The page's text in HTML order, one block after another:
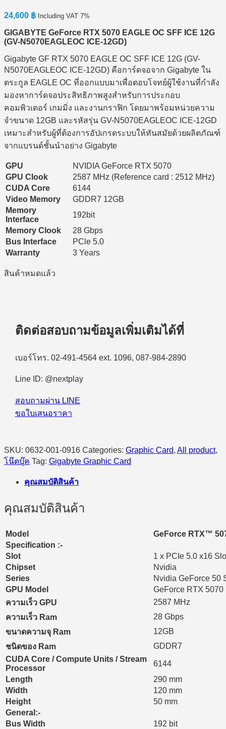
24,600 ฿ Including VAT 7%
GIGABYTE GeForce RTX 5070 EAGLE OC SFF ICE 12G
(GV-N5070EAGLEOC ICE-12GD)
Gigabyte GF RTX 5070 EAGLE OC SFF ICE 12G (GV-
N5070EAGLEOC ICE-12GD) คือการ์ดจอจาก Gigabyte ใน
ตระกูล EAGLE OC ที่ออกแบบมาเพื่อตอบโจทย์ผู้ใช้งานที่กำลัง
มองหาการ์ดจอประสิทธิภาพสูงสำหรับการประกอบ
คอมพิวเตอร์ เกมมิ่ง และงานกราฟิก โดยมาพร้อมหน่วยความ
จำขนาด 12GB และรหัสรุ่น GV-N5070EAGLEOC ICE-12GD
เหมาะสำหรับผู้ที่ต้องการอัปเกรดระบบให้ทันสมัยด้วยผลิตภัณฑ์
จากแบรนด์ชั้นนำอย่าง Gigabyte
GPU
NVIDIA GeForce RTX 5070
GPU Clook
2587 MHz (Reference card : 2512 MHz)
CUDA Core
6144
Video Memory
GDDR7 12GB
Memory
Interface
192bit
Memory Clook
28 Gbps
Bus Interface
PCle 5.0
Warranty
3 Years
สินค้าหมดแล้ว
ติดต่อสอบถามข้อมูลเพิ่มเติมได้ที่
เบอร์โทร. 02-491-4564 ext. 1096, 087-984-2890
Line ID: @nextplay
สอบถามผ่าน LINE
ขอใบเสนอราคา
SKU: 0632-001-0916 Categories: Graphic Card, All product,
โน๊ตบุ๊ค Tag: Gigabyte Graphic Card
คุณสมบัติสินค้า
คุณสมบัติสินค้า
Model
GeForce RTX™
Specification :-
Slot
1 x PCIe 5.0 x16
Chipset
Nvidia
Series
Nvidia GeForce 50
GPU Model
GeForce RTX 5070
ความเร็ว GPU
2587 MHz
ความเร็ว Ram
28 Gbps
ขนาดความจุ Ram
12GB
ชนิดของ Ram
GDDR7
CUDA Core / Compute Units / Stream
Processor
6144
Length
290 mm
Width
120 mm
Height
50 mm
General:-
Bus Width
192 bit